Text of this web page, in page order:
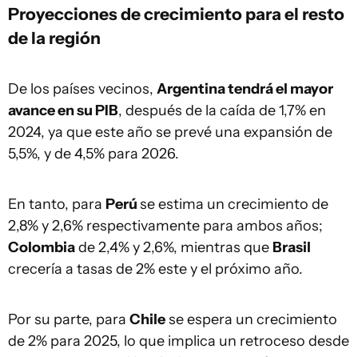
Proyecciones de crecimiento para el resto
de la región
De los países vecinos, Argentina tendrá el mayor
avance en su PIB, después de la caída de 1,7% en
2024, ya que este año se prevé una expansión de
5,5%, y de 4,5% para 2026.
En tanto, para Perúse estima un crecimiento de
2,8% y 2,6% respectivamente para ambos años;
Colombiade 2,4% y 2,6%, mientras que Brasil
crecería a tasas de 2% este y el próximo año.
Por su parte, para Chilese espera un crecimiento
de 2% para 2025, lo que implica un retroceso desde